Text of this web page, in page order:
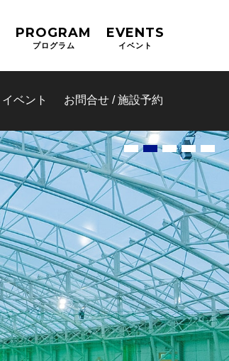
PROGRAM
プログラム
EVENTS
イベント
イベント お問合せ / 施設予約